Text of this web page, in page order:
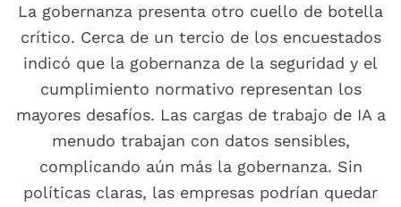
La gobernanza presenta otro cuello de botella
crítico. Cerca de un tercio de los encuestados
indicó que la gobernanza de la seguridad y el
cumplimiento normativo representan los
mayores desafíos. Las cargas de trabajo de IA a
menudo trabajan con datos sensibles,
complicando aún más la gobernanza. Sin
políticas claras, las empresas podrían quedar